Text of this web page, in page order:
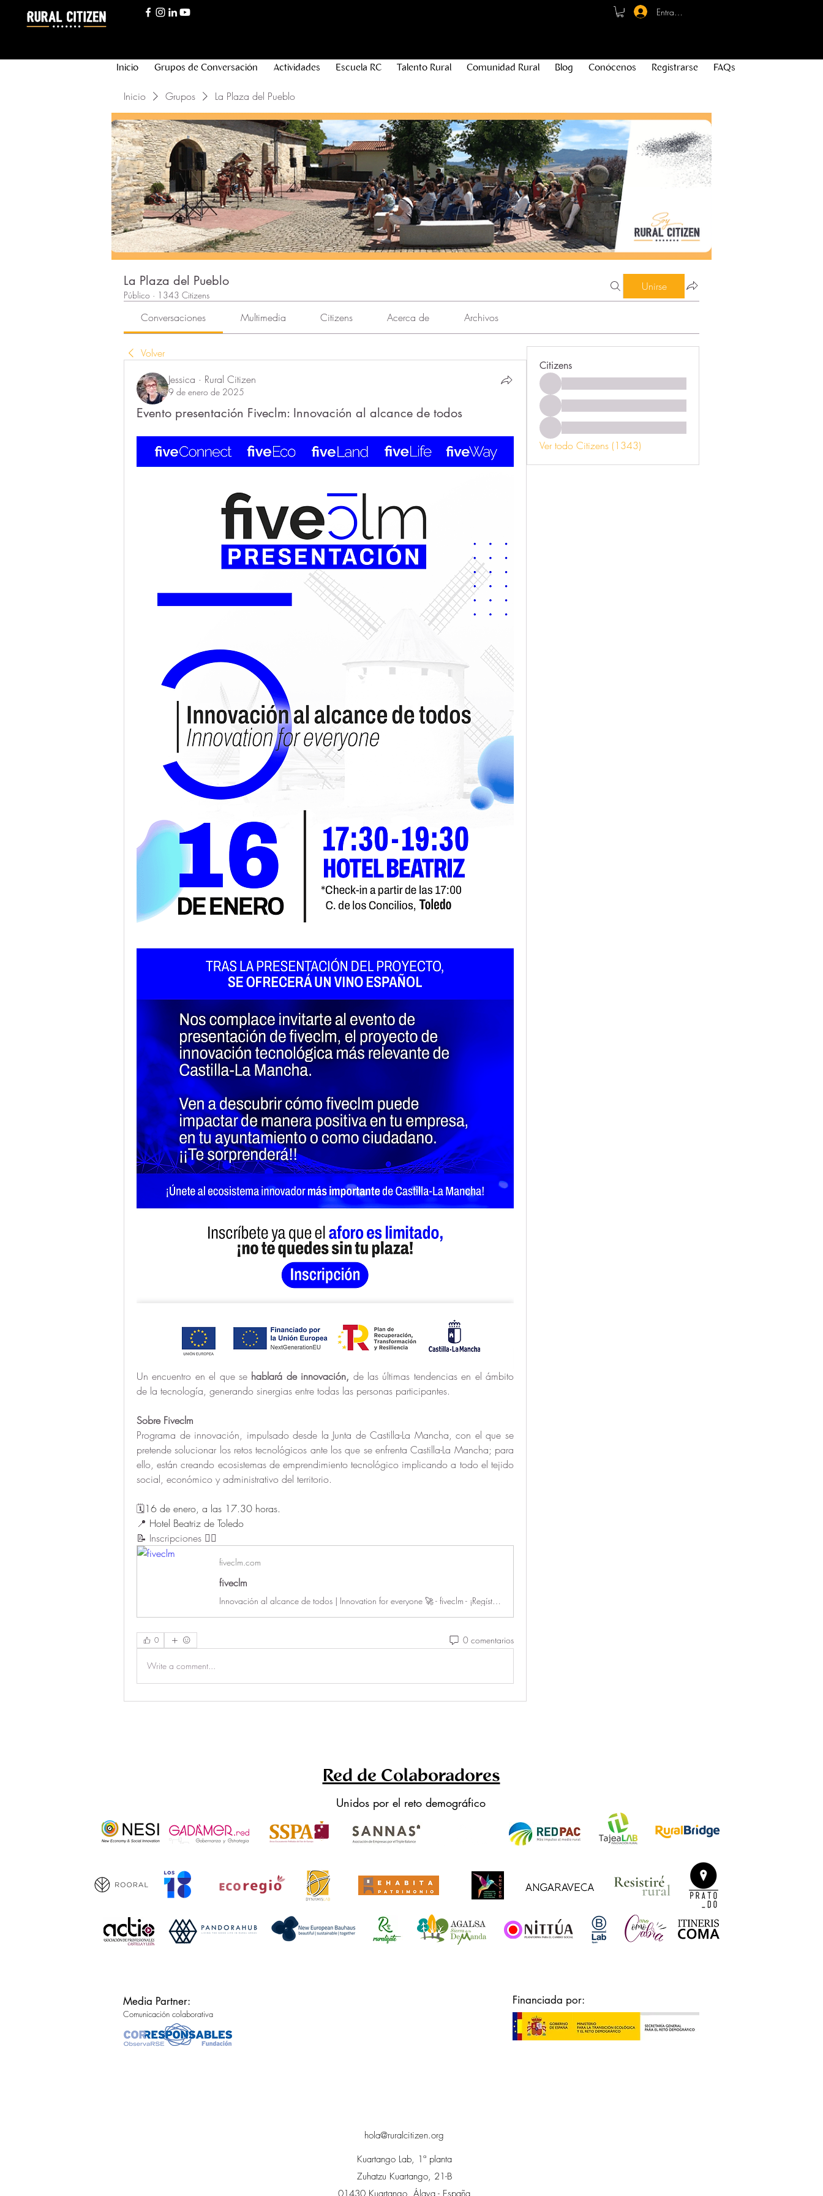
Entrar - Registro
Inicio Grupos de Conversación Actividades Escuela RC Talento Rural Comunidad Rural Blog Conócenos Registrarse FAQs
Inicio Grupos La Plaza del Pueblo
La Plaza del Pueblo
Público · 1343 Citizens
Unirse
Conversaciones Multimedia Citizens Acerca de Archivos
Volver
Jessica · Rural Citizen
9 de enero de 2025
Evento presentación Fiveclm: Innovación al alcance de todos
Un encuentro en el que se hablará de innovación, de las últimas tendencias en el ámbito
de la tecnología, generando sinergias entre todas las personas participantes.
Sobre Fiveclm
Programa de innovación, impulsado desde la Junta de Castilla-La Mancha, con el que se
pretende solucionar los retos tecnológicos ante los que se enfrenta Castilla-La Mancha; para
ello, están creando ecosistemas de emprendimiento tecnológico implicando a todo el tejido
social, económico y administrativo del territorio.
🗓️16 de enero, a las 17.30 horas.
📍 Hotel Beatriz de Toledo
📝 Inscripciones 👇🏻
fiveclm.com
fiveclm
0 0 comentarios
Write a comment...
Citizens
Ver todo Citizens (1343)
Red de Colaboradores
Unidos por el reto demográfico
Media Partner:
Comunicación colaborativa
Financiada por:
hola@ruralcitizen.org
Kuartango Lab, 1ª planta
Zuhatzu Kuartango, 21-B
01430 Kuartango, Álava - España